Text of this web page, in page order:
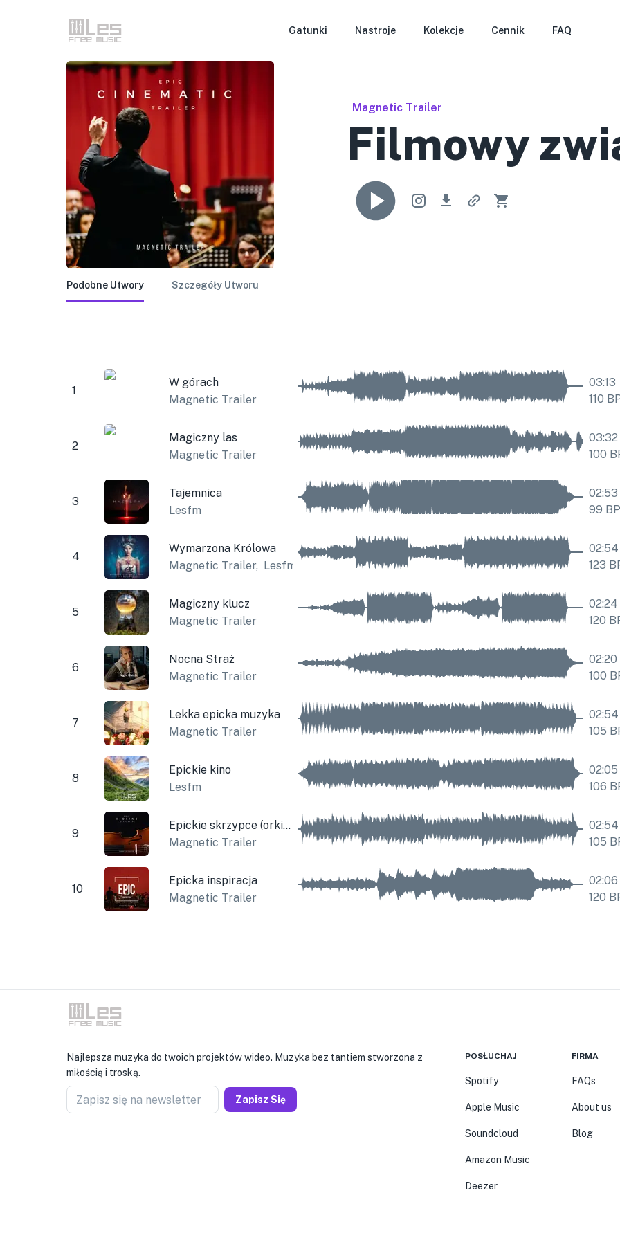
Gatunki Nastroje Kolekcje Cennik FAQ
Magnetic Trailer
Filmowy
Podobne Utwory Szczegóły Utworu
1
W górach
Magnetic Trailer
03:13
110
2
Magiczny las
Magnetic Trailer
03:32
100
3
Tajemnica
Lesfm
02:53
99
4
Wymarzona Królowa
Magnetic Trailer, Lesfm
02:54
123
5
Magiczny klucz
Magnetic Trailer
02:24
120
6
Nocna Straż
Magnetic Trailer
02:20
100
7
Lekka epicka muzyka
Magnetic Trailer
02:54
105
8
Epickie kino
Lesfm
02:05
106
9
Epickie skrzypce (orkiestrowe)
Magnetic Trailer
02:54
105
10
Epicka inspiracja
Magnetic Trailer
02:06
120
Najlepsza muzyka do twoich projektów wideo. Muzyka bez tantiem stworzona z
miłością i troską.
Zapisz się na newsletter Zapisz Się
POSŁUCHAJ
Spotify
Apple Music
Soundcloud
Amazon Music
Deezer
FIRMA
FAQs
About us
Blog